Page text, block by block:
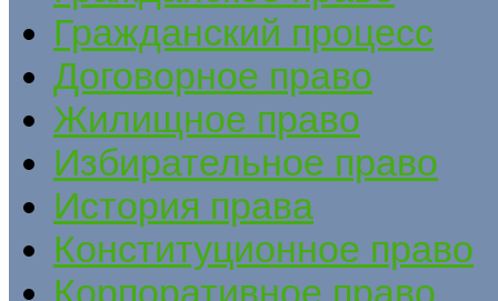
Гражданский процесс
Договорное право
Жилищное право
Избирательное право
История права
Конституционное право
Корпоративное право